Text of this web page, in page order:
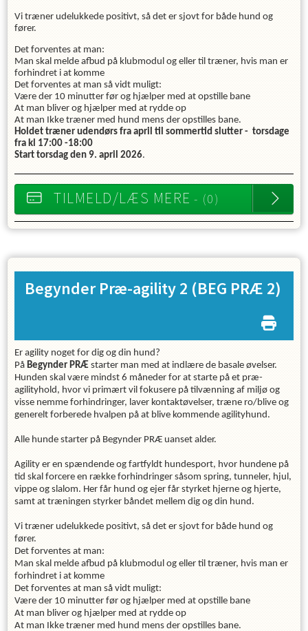
Vi træner udelukkede positivt, så det er sjovt for både hund og
fører.
Det forventes at man:
Man skal melde afbud på klubmodul og eller til træner, hvis man er
forhindret i at komme
Det forventes at man så vidt muligt:
Være der 10 minutter før og hjælper med at opstille bane
At man bliver og hjælper med at rydde op
At man Ikke træner med hund mens der opstilles bane.
Holdet træner udendørs fra april til sommertid slutter - torsdage
fra kl 17:00 -18:00
Start torsdag den 9. april 2026.
TILMELD/LÆS MERE - (0)
Begynder Præ-agility 2 (BEG PRÆ 2)
Er agility noget for dig og din hund?
På Begynder PRÆ starter man med at indlære de basale øvelser.
Hunden skal være mindst 6 måneder for at starte på et præ-
agilityhold, hvor vi primært vil fokusere på tilvænning af miljø og
visse nemme forhindringer, laver kontaktøvelser, træne ro/blive og
generelt forberede hvalpen på at blive kommende agilityhund.
Alle hunde starter på Begynder PRÆ uanset alder.
Agility er en spændende og fartfyldt hundesport, hvor hundene på
tid skal forcere en række forhindringer såsom spring, tunneler, hjul,
vippe og slalom. Her får hund og ejer får styrket hjerne og hjerte,
samt at træningen styrker båndet mellem dig og din hund.
Vi træner udelukkede positivt, så det er sjovt for både hund og
fører.
Det forventes at man:
Man skal melde afbud på klubmodul og eller til træner, hvis man er
forhindret i at komme
Det forventes at man så vidt muligt:
Være der 10 minutter før og hjælper med at opstille bane
At man bliver og hjælper med at rydde op
At man Ikke træner med hund mens der opstilles bane.